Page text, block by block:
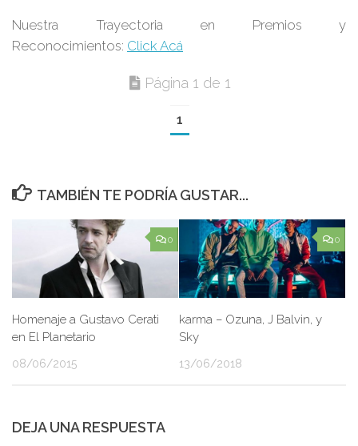
Nuestra Trayectoria en Premios y
Reconocimientos: Click Acá
Página 1 de 1
1
TAMBIÉN TE PODRÍA GUSTAR...
0
Homenaje a Gustavo Cerati
en El Planetario
08/06/2015
0
karma – Ozuna, J Balvin, y
Sky
13/06/2018
DEJA UNA RESPUESTA